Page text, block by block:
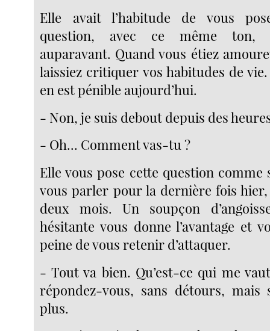
Elle avait l’habitude de vous
question, avec ce même ton,
auparavant. Quand vous étiez
laissiez critiquer vos habitudes de
en est pénible aujourd’hui.
- Non, je suis debout depuis des
- Oh... Comment vas-tu ?
Elle vous pose cette question comme
vous parler pour la dernière fois
deux mois. Un soupçon
hésitante vous donne l’avantage et
peine de vous retenir d’attaquer.
- Tout va bien. Qu’est-ce qui me
répondez-vous, sans détours, mais
plus.